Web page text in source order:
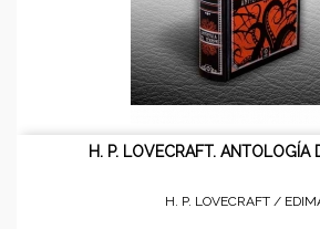
H. P. LOVECRAFT. ANTOLOGÍA
H. P. LOVECRAFT /